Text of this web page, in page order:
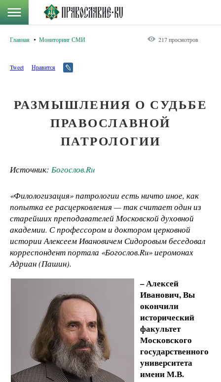
Главная Мониторинг СМИ 217 просмотров
Tweet Нравится
РАЗМЫШЛЕНИЯ О СУДЬБЕ
ПРАВОСЛАВНОЙ
ПАТРОЛОГИИ
Источник: Богослов.Ru
«Филологизация» патрологии есть ничто иное, как
попытка ее расцерковления — так считает один из
старейших преподавателей Московской духовной
академии. С профессором и доктором церковной
истории Алексеем Ивановичем Сидоровым беседовал
корреспондент портала «Богослов.Ru» иеромонах
Адриан (Пашин).
– Алексей
Иванович, Вы
окончили
исторический
факультет
Московского
государственного
университета
имени М.В.